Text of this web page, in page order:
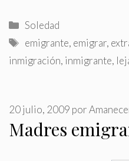
Categorías
Soledad
Etiquetas
emigrante, emigrar,
inmigración, inmigrante,
Madres
20 julio, 2009 por